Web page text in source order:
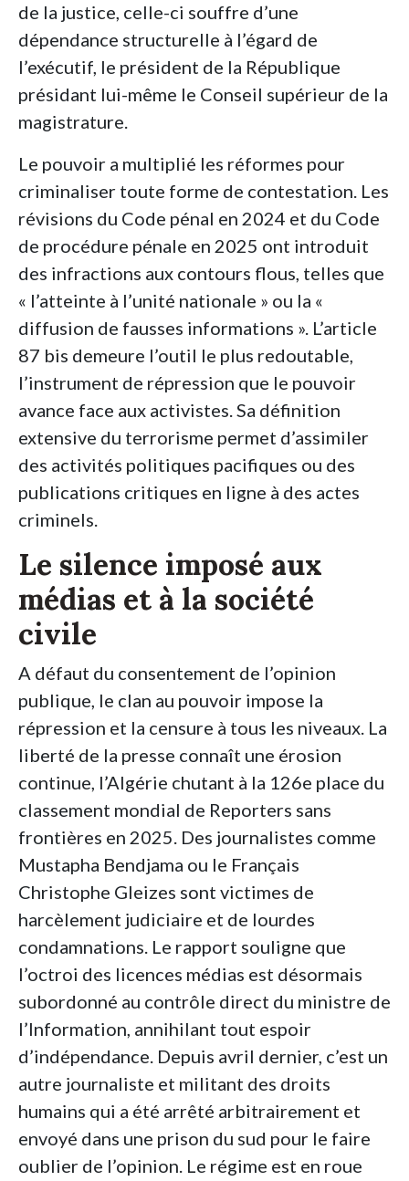
de la justice, celle-ci souffre d’une
dépendance structurelle à l’égard de
l’exécutif, le président de la République
présidant lui-même le Conseil supérieur de la
magistrature.
Le pouvoir a multiplié les réformes pour
criminaliser toute forme de contestation. Les
révisions du Code pénal en 2024 et du Code
de procédure pénale en 2025 ont introduit
des infractions aux contours flous, telles que
« l’atteinte à l’unité nationale » ou la «
diffusion de fausses informations ». L’article
87 bis demeure l’outil le plus redoutable,
l’instrument de répression que le pouvoir
avance face aux activistes. Sa définition
extensive du terrorisme permet d’assimiler
des activités politiques pacifiques ou des
publications critiques en ligne à des actes
criminels.
Le silence imposé aux
médias et à la société
civile
A défaut du consentement de l’opinion
publique, le clan au pouvoir impose la
répression et la censure à tous les niveaux. La
liberté de la presse connaît une érosion
continue, l’Algérie chutant à la 126e place du
classement mondial de Reporters sans
frontières en 2025. Des journalistes comme
Mustapha Bendjama ou le Français
Christophe Gleizes sont victimes de
harcèlement judiciaire et de lourdes
condamnations. Le rapport souligne que
l’octroi des licences médias est désormais
subordonné au contrôle direct du ministre de
l’Information, annihilant tout espoir
d’indépendance. Depuis avril dernier, c’est un
autre journaliste et militant des droits
humains qui a été arrêté arbitrairement et
envoyé dans une prison du sud pour le faire
oublier de l’opinion. Le régime est en roue